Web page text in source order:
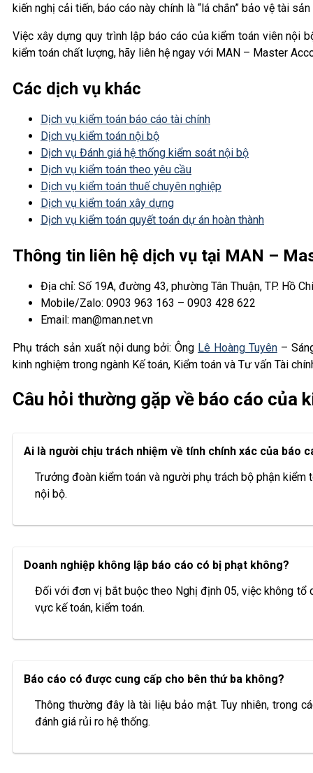
kiến nghị cải tiến, báo cáo này chính là “lá chắn” bảo vệ tài
Việc xây dựng quy trình lập báo cáo của kiểm toán viên nội
kiểm toán chất lượng, hãy liên hệ ngay với MAN – Master
Các dịch vụ khác
Dịch vụ kiểm toán báo cáo tài chính
Dịch vụ kiểm toán nội bộ
Dịch vụ Đánh giá hệ thống kiểm soát nội bộ
Dịch vụ kiểm toán theo yêu cầu
Dịch vụ kiểm toán thuế chuyên nghiệp
Dịch vụ kiểm toán xây dựng
Dịch vụ kiểm toán quyết toán dự án hoàn thành
Thông tin liên hệ dịch vụ tại MAN –
Địa chỉ: Số 19A, đường 43, phường Tân Thuận, TP. Hồ
Mobile/Zalo: 0903 963 163 – 0903 428 622
Email: man@man.net.vn
Phụ trách sản xuất nội dung bởi: Ông Lê Hoàng Tuyên–
kinh nghiệm trong ngành Kế toán, Kiểm toán và Tư vấn Tài
Câu hỏi thường gặp về báo cáo của
Ai là người chịu trách nhiệm về tính chính xác của báo
Trưởng đoàn kiểm toán và người phụ trách bộ phận
nội bộ.
Doanh nghiệp không lập báo cáo có bị phạt không?
Đối với đơn vị bắt buộc theo Nghị định 05, việc không tổ
vực kế toán, kiểm toán.
Báo cáo có được cung cấp cho bên thứ ba không?
Thông thường đây là tài liệu bảo mật. Tuy nhiên, trong
đánh giá rủi ro hệ thống.